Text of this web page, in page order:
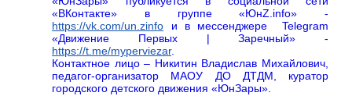
«ВКонтакте» в группе «ЮнZ.info» -
https://vk.com/un.zinfo и в мессенджере Telegram
«Движение Первых | Заречный» -
https://t.me/myperviezar.
Контактное лицо – Никитин Владислав Михайлович,
педагог-организатор МАОУ ДО ДТДМ, куратор
городского детского движения «ЮнЗары».